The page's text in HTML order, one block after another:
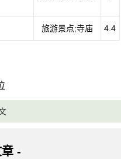
旅游景点;寺庙 4.4
仙路65号
的军事遗迹。明朝为防御
-